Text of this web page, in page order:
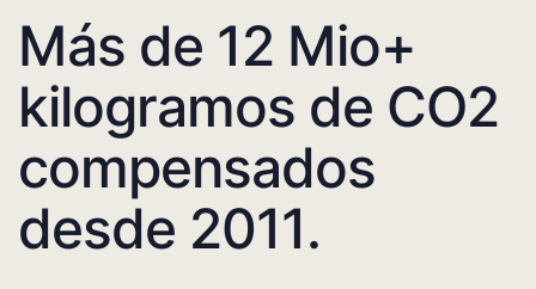
Más de 12 Mio+
kilogramos de CO2
compensados
desde 2011.